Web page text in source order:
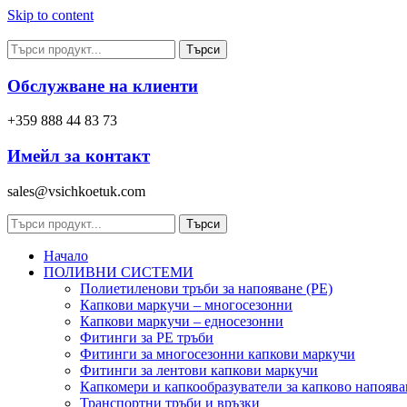
Skip to content
Търси
Обслужване на клиенти
+359 888 44 83 73
Имейл за контакт
sales@vsichkoetuk.com
Търси
Начало
ПОЛИВНИ СИСТЕМИ
Полиетиленови тръби за напояване (PE)
Капкови маркучи – многосезонни
Капкови маркучи – едносезонни
Фитинги за PE тръби
Фитинги за многосезонни капкови маркучи
Фитинги за лентови капкови маркучи
Капкомери и капкообразуватели за капково
Транспортни тръби и връзки